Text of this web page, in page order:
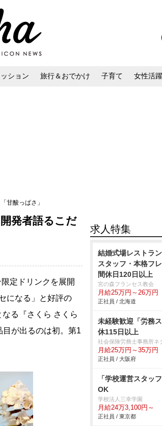
ション 旅行＆おでかけ 子育て 女性活躍
甘酸っぱさ」
発者語るこだ
定ドリンクを展開
になる」と好評の
る『さくら さくら
が出るのは初。第1
求人特集
結婚式場レストラ
スタッフ・本格フ
間休日120日以上
宮の森フランセス教会
月給25万円～26万円
正社員 / 北海道
未経験歓迎「労務
休115日以上
社会保険労務士事務所ネ
月給25万円～35万円
正社員 / 大阪府
「学校運営スタッ
OK
学校法人三幸学園
月給24万3,100円～
正社員 / 東京都